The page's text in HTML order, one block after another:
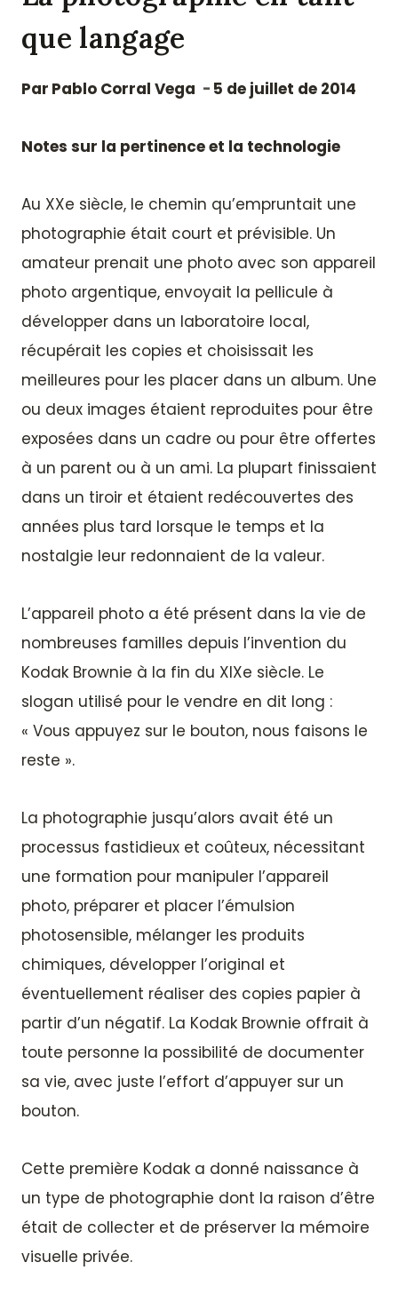
que langage
Par Pablo Corral Vega 5 de juillet de 2014
Notes sur la pertinence et la technologie
Au XXe siècle, le chemin qu’empruntait une
photographie était court et prévisible. Un
amateur prenait une photo avec son appareil
photo argentique, envoyait la pellicule à
développer dans un laboratoire local,
récupérait les copies et choisissait les
meilleures pour les placer dans un album. Une
ou deux images étaient reproduites pour être
exposées dans un cadre ou pour être offertes
à un parent ou à un ami. La plupart finissaient
dans un tiroir et étaient redécouvertes des
années plus tard lorsque le temps et la
nostalgie leur redonnaient de la valeur.
L’appareil photo a été présent dans la vie de
nombreuses familles depuis l’invention du
Kodak Brownie à la fin du XIXe siècle. Le
slogan utilisé pour le vendre en dit long :
« Vous appuyez sur le bouton, nous faisons le
reste ».
La photographie jusqu’alors avait été un
processus fastidieux et coûteux, nécessitant
une formation pour manipuler l’appareil
photo, préparer et placer l’émulsion
photosensible, mélanger les produits
chimiques, développer l’original et
éventuellement réaliser des copies papier à
partir d’un négatif. La Kodak Brownie offrait à
toute personne la possibilité de documenter
sa vie, avec juste l’effort d’appuyer sur un
bouton.
Cette première Kodak a donné naissance à
un type de photographie dont la raison d’être
était de collecter et de préserver la mémoire
visuelle privée.